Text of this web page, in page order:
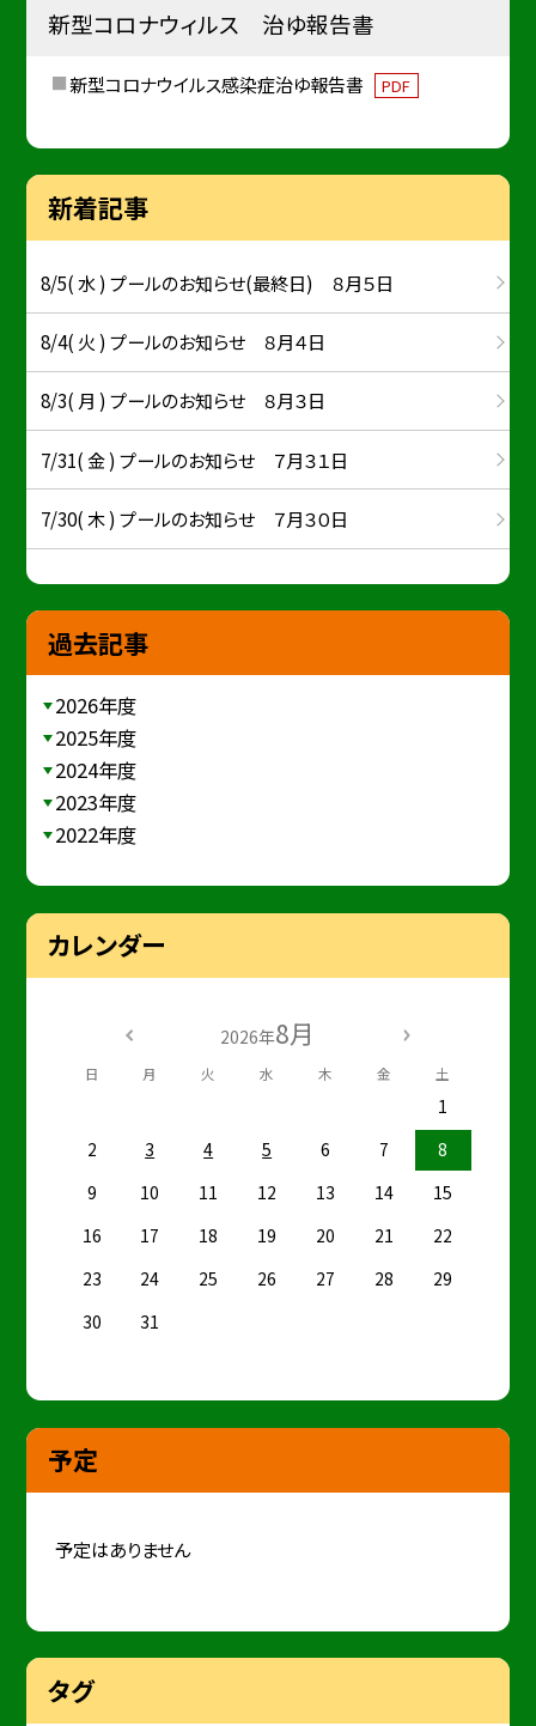
新型コロナウィルス 治ゆ報告書
新型コロナウイルス感染症治ゆ報告書 PDF
新着記事
8/5( 水 ) プールのお知らせ(最終日) ８月５日
8/4( 火 ) プールのお知らせ ８月４日
8/3( 月 ) プールのお知らせ ８月３日
7/31( 金 ) プールのお知らせ ７月３１日
7/30( 木 ) プールのお知らせ ７月３０日
過去記事
2026年度
2025年度
2024年度
2023年度
2022年度
カレンダー
2026年8月
日 月 火 水 木 金 土
1
2
3 4 5 6 7
8
9
10 11 12 13 14
15
16
17 18 19 20 21
22
23
24 25 26 27 28
29
30
31
予定
予定はありません
タグ